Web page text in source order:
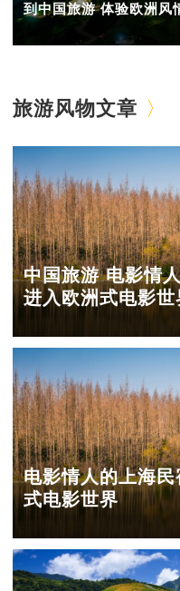
到中国旅游 体验欧洲风
旅游风物文章
中国旅游 电影情
进入欧洲式电影世
电影情人的上海
式电影世界